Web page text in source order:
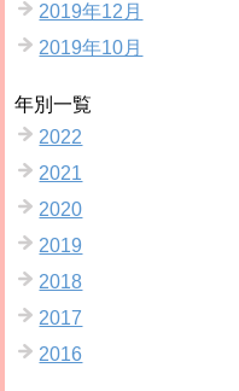
2019年12月
2019年10月
年別一覧
2022
2021
2020
2019
2018
2017
2016